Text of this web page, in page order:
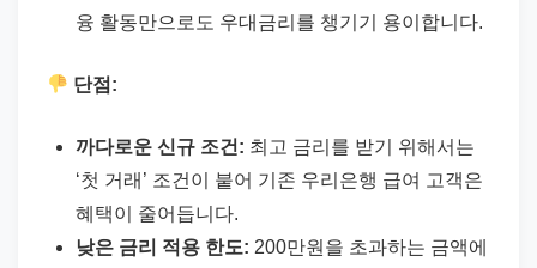
융 활동만으로도 우대금리를 챙기기 용이합니다.
단점:
까다로운 신규 조건: 최고 금리를 받기 위해서는
‘첫 거래’ 조건이 붙어 기존 우리은행 급여 고객은
혜택이 줄어듭니다.
낮은 금리 적용 한도: 200만원을 초과하는 금액에